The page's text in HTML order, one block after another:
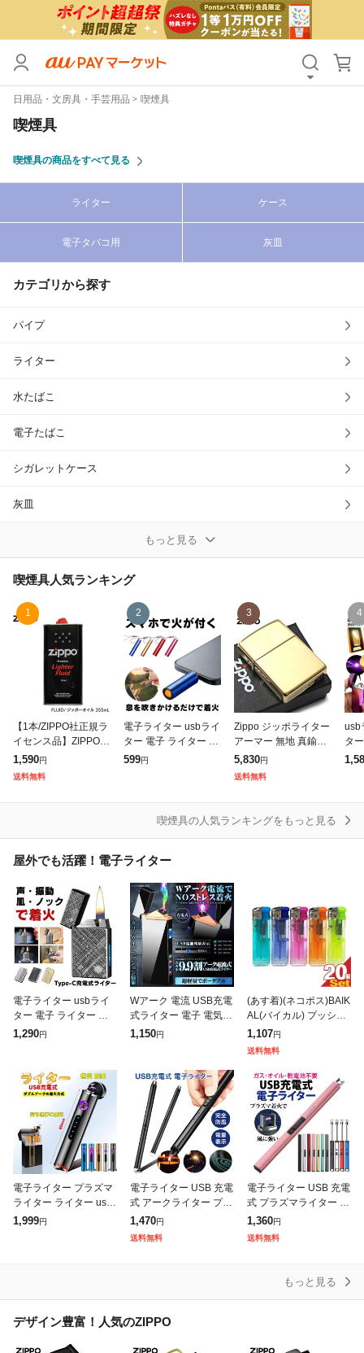
日用品・文房具・手芸用品 喫煙具
喫煙具
喫煙具の商品をすべて見る
ライター ケース
電子タバコ用 灰皿
カテゴリから探す
パイプ
ライター
水たばこ
電子たばこ
シガレットケース
灰皿
その他喫煙具
もっと見る
喫煙具人気ランキング
1
【1本/ZIPPO社正規ラ
イセンス品】ZIPPO
オイル 355ml 大 オイ
ルL FLUID 消耗品 専
1,590円
送料無料
2
電子ライター usbライ
ター 電子 ライター 電
気 Type-C コイル 電気
599円
3
Zippo ジッポライター
アーマー 無地 真鍮無
垢 ブラス 鏡面 ハイポ
リッシュブラス ARM
5,830円
送料無料
4
usb
タ
ズ
喫煙具の人気ランキングをもっと見る
屋外でも活躍！電子ライター
電子ライター usbライ
ター 電子 ライター 電
気 Type-C オイルライ
1,290円
Wアーク 電流 USB充電
式ライター 電子 電気防
線 軽量化 イグニッショ
1,150円
(あす着)(ネコポス)BAIK
AL(バイカル) プッシュ
式電子ライター ×20本 -
荷重式CR機能付き直押
1,107円
送料無料
電子ライター プラズマ
ライター ライター usb
ライター 充電式ライタ
1,999円
電子ライター USB 充電
式 アークライター プラ
ズマライター キャンド
ルライター USBライタ
1,470円
送料無料
電子ライター USB 充電
式 プラズマライター ア
ークライター USBライ
ター 曲がるネック 長め
1,360円
送料無料
もっと見る
デザイン豊富！人気のZIPPO
カテゴリ すべて
価格
Pontaパス特典対象すべて ポイントUPセレクトのみ
サンキュー配送対象
除外ワード